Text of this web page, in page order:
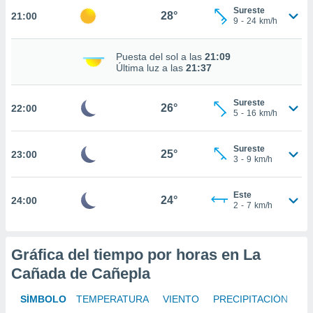
de que
el sitio
para
o
aunque
no
web a
abono
21:00 28°
Sureste
9 - 24 km/h
Puesta del sol a las 21:09
Última luz a las 21:37
22:00 26°
Sureste
5 - 16 km/h
23:00 25°
Sureste
3 - 9 km/h
24:00 24°
Este
2 - 7 km/h
Gráfica del tiempo por horas en La
Cañada de Cañepla
SÍMBOLO TEMPERATURA VIENTO PRECIPITACIÓN